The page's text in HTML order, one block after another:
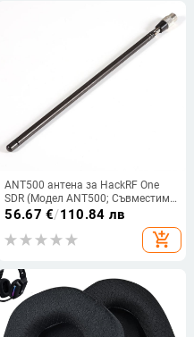
ANT500 антена за HackRF One
SDR (Модел ANT500; Съвместим с
HackRF One; За SDR)
56.67 €/110.84 лв
add_shopping_cart